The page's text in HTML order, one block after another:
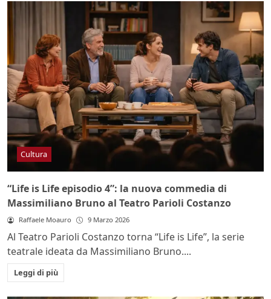
Cultura
“Life is Life episodio 4”: la nuova commedia di
Massimiliano Bruno al Teatro Parioli Costanzo
Raffaele Moauro 9 Marzo 2026
Al Teatro Parioli Costanzo torna “Life is Life”, la serie
teatrale ideata da Massimiliano Bruno....
Leggi di più